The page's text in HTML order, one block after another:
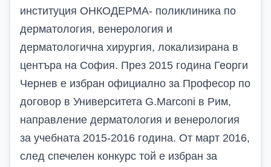
институция ОНКОДЕРМА- поликлиника по
дерматология, венерология и
дерматологична хирургия, локализирана в
центъра на София. През 2015 година Георги
Чернев е избран официално за Професор по
договор в Университета G.Marconi в Рим,
направление дерматология и венерология
за учебната 2015-2016 година. От март 2016,
след спечелен конкурс той е избран за